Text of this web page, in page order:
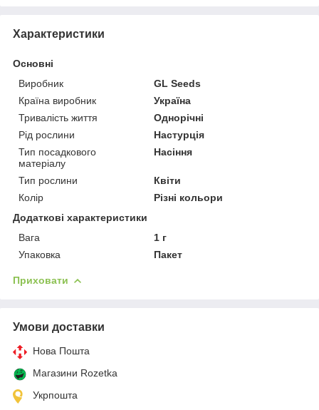
Характеристики
Основні
Виробник
GL Seeds
Країна виробник
Україна
Тривалість життя
Однорічні
Рід рослини
Настурція
Тип посадкового
матеріалу
Насіння
Тип рослини
Квіти
Колір
Різні кольори
Додаткові характеристики
Вага
1 г
Упаковка
Пакет
Приховати
Умови доставки
Нова Пошта
Магазини Rozetka
Укрпошта